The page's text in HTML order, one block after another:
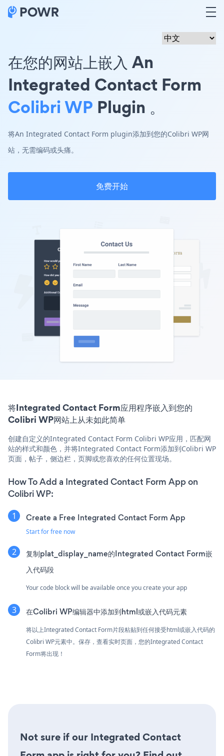
在您的网站上嵌入 An
Integrated Contact Form
Colibri WP Plugin 。
将An Integrated Contact Form plugin添加到您的Colibri WP网
站，无需编码或头痛。
免费开始
将Integrated Contact Form应用程序嵌入到您的
Colibri WP网站上从未如此简单
创建自定义的Integrated Contact Form Colibri WP应用，匹配网
站的样式和颜色，并将Integrated Contact Form添加到Colibri WP
页面，帖子，侧边栏，页脚或您喜欢的任何位置现场。
How To Add a Integrated Contact Form App on
Colibri WP:
Create a Free Integrated Contact Form App
Start for free now
复制plat_display_name的Integrated Contact Form嵌
入代码段
Your code block will be available once you create your app
在Colibri WP编辑器中添加到html或嵌入代码元素
将以上Integrated Contact Form片段粘贴到任何接受html或嵌入代码的
Colibri WP元素中。保存，查看实时页面，您的Integrated Contact
Form将出现！
Not sure if our Integrated Contact